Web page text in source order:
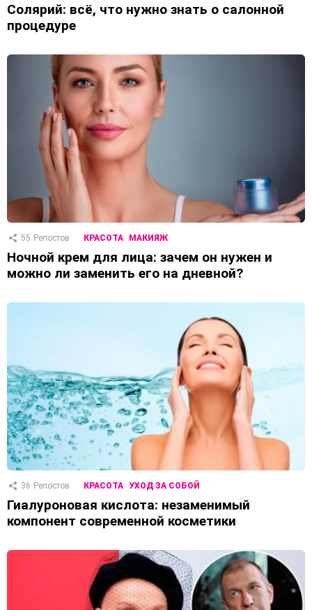
Солярий: всё, что нужно знать о салонной
процедуре
55 Репостов КРАСОТА МАКИЯЖ
Ночной крем для лица: зачем он нужен и
можно ли заменить его на дневной?
36 Репостов КРАСОТА УХОД ЗА СОБОЙ
Гиалуроновая кислота: незаменимый
компонент современной косметики